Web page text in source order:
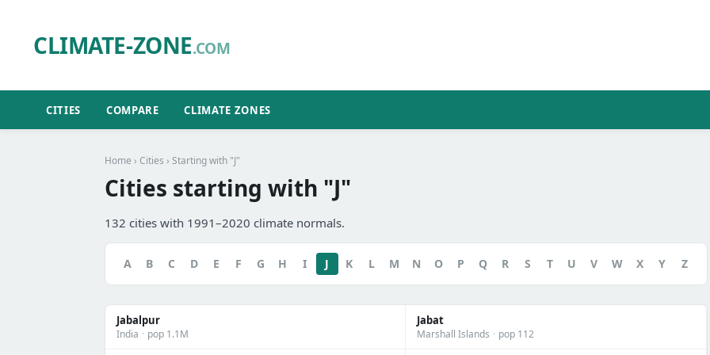
CLIMATE-ZONE.COM
CITIES COMPARE CLIMATE ZONES
Home › Cities › Starting with "J"
Cities starting with "J"
132 cities with 1991–2020 climate normals.
A B C D E F G H I J K L M N O P Q R S T U V W X Y Z
Jabalpur
India · pop 1.1M
Jabat
Marshall Islands · pop 112